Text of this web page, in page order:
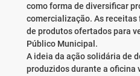
como forma de diversificar
comercialização. As
de produtos ofertados para
Público Municipal.
A ideia da ação solidária de
produzidos durante a oficina